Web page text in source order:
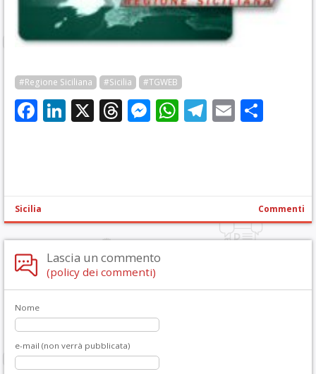
#Regione Siciliana #Sicilia #TGWEB
Facebook
LinkedIn
X Threads
Messenger
WhatsApp
Telegram
Email
Sicilia Commenti
Lascia un commento
(policy dei commenti)
Nome
e-mail (non verrà pubblicata)